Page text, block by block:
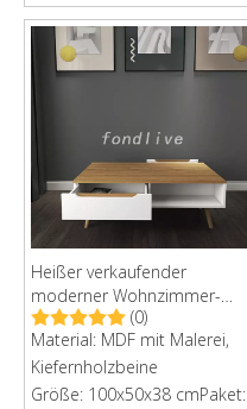
Heißer verkaufender
moderner Wohnzimmer-
MDF-Couchtisch mit Fach
(0)
Material: MDF mit Malerei,
Kiefernholzbeine
Größe: 100x50x38 cmPaket: